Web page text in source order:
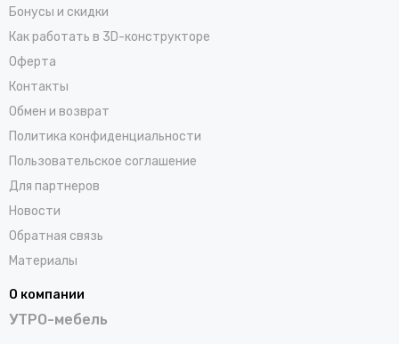
Бонусы и скидки
Как работать в 3D-конструкторе
Оферта
Контакты
Обмен и возврат
Политика конфиденциальности
Пользовательское соглашение
Для партнеров
Новости
Обратная связь
Материалы
О компании
УТРО-мебель